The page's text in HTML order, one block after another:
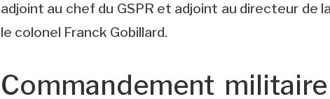
adjoint au chef du GSPR et adjoint au directeur de
le colonel Franck Gobillard.
Commandement